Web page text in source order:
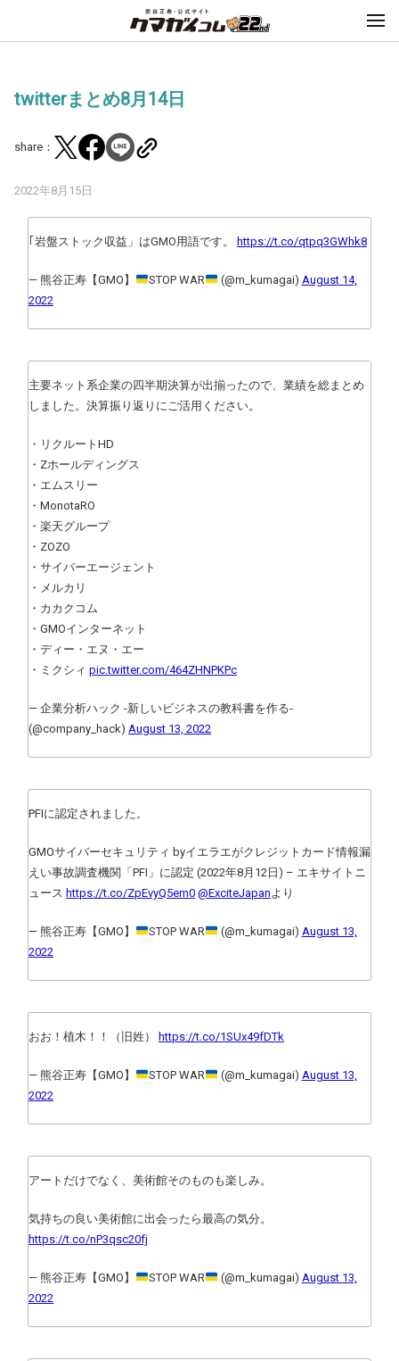
twitterまとめ8月14日
share：
2022年8月15日
｢岩盤ストック収益」はGMO用語です。 https://t.co/qtpq3GWhk8
— 熊谷正寿【GMO】 STOP WAR (@m_kumagai) August 14,
2022
主要ネット系企業の四半期決算が出揃ったので、業績を総まとめ
しました。決算振り返りにご活用ください。
・リクルートHD
・Zホールディングス
・エムスリー
・MonotaRO
・楽天グループ
・ZOZO
・サイバーエージェント
・メルカリ
・カカクコム
・GMOインターネット
・ディー・エヌ・エー
・ミクシィ pic.twitter.com/464ZHNPKPc
— 企業分析ハック -新しいビジネスの教科書を作る-
(@company_hack) August 13, 2022
PFIに認定されました。
GMOサイバーセキュリティ byイエラエがクレジットカード情報漏
えい事故調査機関「PFI」に認定 (2022年8月12日) – エキサイトニ
ュース https://t.co/ZpEvyQ5em0 @ExciteJapan より
— 熊谷正寿【GMO】 STOP WAR (@m_kumagai) August 13,
2022
おお！植木！！（旧姓） https://t.co/1SUx49fDTk
— 熊谷正寿【GMO】 STOP WAR (@m_kumagai) August 13,
2022
アートだけでなく、美術館そのものも楽しみ。
気持ちの良い美術館に出会ったら最高の気分。
https://t.co/nP3qsc20fj
— 熊谷正寿【GMO】 STOP WAR (@m_kumagai) August 13,
2022